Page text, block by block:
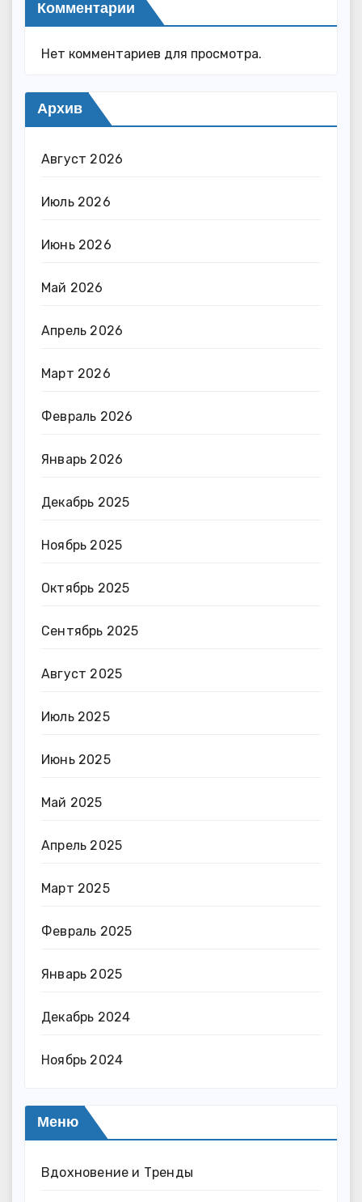
Комментарии
Нет комментариев для просмотра.
Архив
Август 2026
Июль 2026
Июнь 2026
Май 2026
Апрель 2026
Март 2026
Февраль 2026
Январь 2026
Декабрь 2025
Ноябрь 2025
Октябрь 2025
Сентябрь 2025
Август 2025
Июль 2025
Июнь 2025
Май 2025
Апрель 2025
Март 2025
Февраль 2025
Январь 2025
Декабрь 2024
Ноябрь 2024
Меню
Вдохновение и Тренды